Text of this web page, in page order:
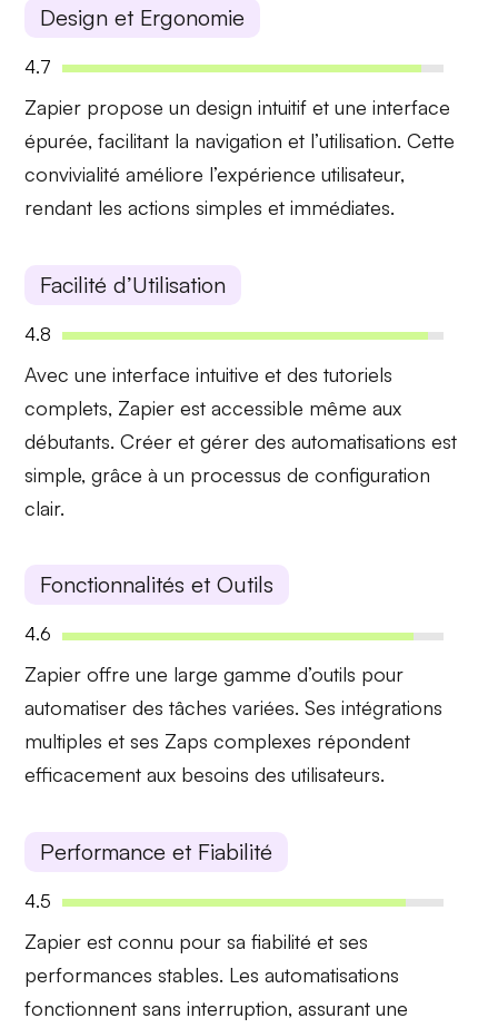
Design et Ergonomie
4.7
Zapier propose un designintuitif et uneinterface
épurée, facilitant la navigation et l’utilisation. Cette
convivialité améliore l’expérience utilisateur,
rendant les actions simples et immédiates.
Facilité d’Utilisation
4.8
Avec uneinterface intuitive et destutoriels
complets, Zapier est accessible même aux
débutants. Créer et gérer des automatisations est
simple, grâce à un processus de configuration
clair.
Fonctionnalités et Outils
4.6
Zapier offre une large gamme d’outils pour
automatiser des tâches variées. Sesintégrations
multiples et ses Zaps complexes répondent
efficacement aux besoins des utilisateurs.
Performance et Fiabilité
4.5
Zapier est connu pour safiabilité et ses
performances stables. Les automatisations
fonctionnent sans interruption, assurant une